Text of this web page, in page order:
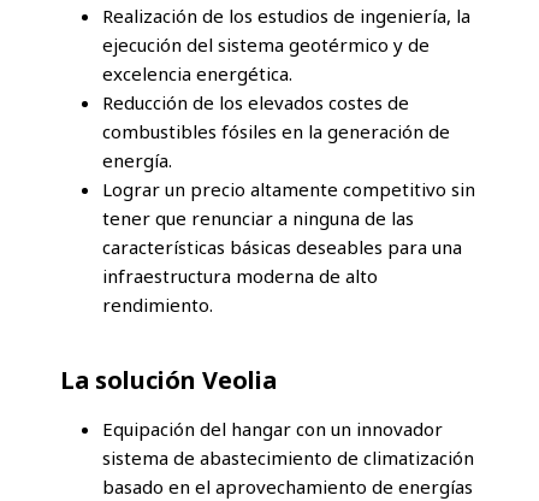
Realización de los estudios de ingeniería, la
ejecución del sistema geotérmico y de
excelencia energética.
Reducción de los elevados costes de
combustibles fósiles en la generación de
energía.
Lograr un precio altamente competitivo sin
tener que renunciar a ninguna de las
características básicas deseables para una
infraestructura moderna de alto
rendimiento.
La solución Veolia
Equipación del hangar con un innovador
sistema de abastecimiento de climatización
basado en el aprovechamiento de energías